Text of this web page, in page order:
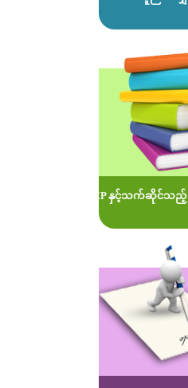
MOEP နှင့်သက်ဆိုင်သည့်